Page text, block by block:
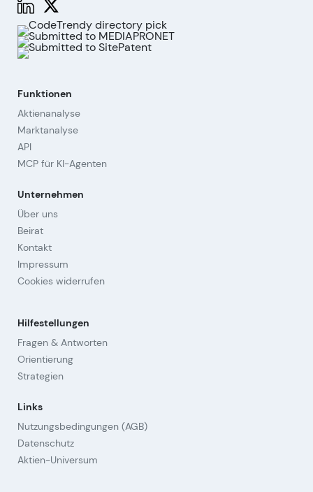
Funktionen
Aktienanalyse
Marktanalyse
API
MCP für KI-Agenten
Unternehmen
Über uns
Beirat
Kontakt
Impressum
Cookies widerrufen
Hilfestellungen
Fragen & Antworten
Orientierung
Strategien
Links
Nutzungsbedingungen (AGB)
Datenschutz
Aktien-Universum